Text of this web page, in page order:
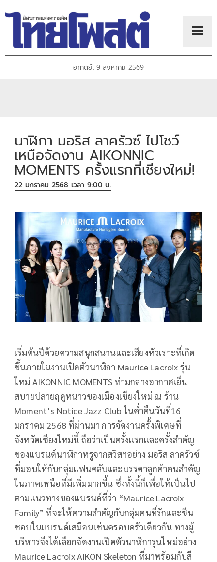
อาทิตย์, 9 สิงหาคม 2569
นาฬิกา มอริส ลาครัวซ์ ไปโชว์
เหนือจัดงาน AIKONNIC
MOMENTS ครั้งแรกที่เชียงใหม่!
22 มกราคม 2568 เวลา 9:00 น.
เริ่มต้นปีด้วยความสนุกสนานและเสียงหัวเราะที่เกิด
ขึ้นภายในงานเปิดตัวนาฬิกา Maurice Lacroix รุ่น
ใหม่ AIKONNIC MOMENTS ท่ามกลางอากาศเย็น
สบายปลายฤดูหนาวของเมืองเชียงใหม่ ณ ร้าน
Moment’s Notice Jazz Club ในค่ำคืนวันที่16
มกราคม 2568 ที่ผ่านมา การจัดงานครั้งพิเศษที่
จังหวัดเชียงใหม่นี้ ถือว่าเป็นครั้งแรกและครั้งสำคัญ
ของแบรนด์นาฬิกาหรูจากสวิสฯอย่าง มอริส ลาครัวซ์
ที่มอบให้กับกลุ่มแฟนคลับและบรรดาลูกค้าคนสำคัญ
ในภาคเหนือที่มีเพิ่มมากขึ้น ซึ่งทั้งนี้ก็เพื่อให้เป็นไป
ตามแนวทางของแบรนด์ที่ว่า “Maurice Lacroix
Family” ที่จะให้ความสำคัญกับกลุ่มคนที่รักและชื่น
ชอบในแบรนด์เสมือนเช่นครอบครัวเดียวกัน ทางผู้
บริหารจึงได้เลือกจัดงานเปิดตัวนาฬิการุ่นใหม่อย่าง
Maurice Lacroix AIKON Skeleton ที่มาพร้อมกับสี